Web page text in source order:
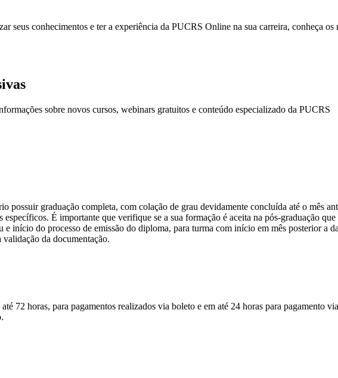
seus conhecimentos e ter a experiência da PUCRS Online na sua carreira, conheça os
sobre novos cursos, webinars gratuitos e conteúdo especializado da PUCRS
possuir graduação completa, com colação de grau devidamente concluída até o mês
É importante que verifique se a sua formação é aceita na pós-graduação
e início do processo de emissão do diploma, para turma com início em mês posterior a
da documentação.
72 horas, para pagamentos realizados via boleto e em até 24 horas para pagamento